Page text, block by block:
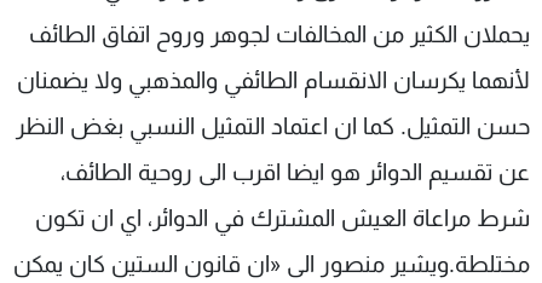
يحملان الكثير من المخالفات لجوهر وروح اتفاق الطائف
لأنهما يكرسان الانقسام الطائفي والمذهبي ولا يضمنان
حسن التمثيل. كما ان اعتماد التمثيل النسبي بغض النظر
عن تقسيم الدوائر هو ايضا اقرب الى روحية الطائف،
شرط مراعاة العيش المشترك في الدوائر، اي ان تكون
مختلطة.ويشير منصور الى «ان قانون الستين كان يمكن